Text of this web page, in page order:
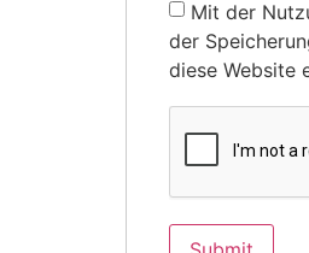
Mit der
der
diese Website